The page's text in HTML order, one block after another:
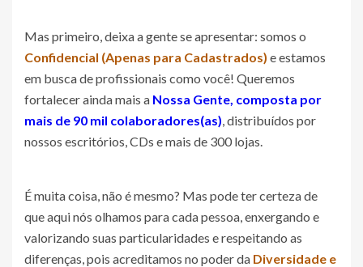
Mas primeiro, deixa a gente se apresentar: somos o
Confidencial (Apenas para Cadastrados) e estamos
em busca de profissionais como você! Queremos
fortalecer ainda mais a Nossa Gente, composta por
mais de 90 mil colaboradores(as), distribuídos por
nossos escritórios, CDs e mais de 300 lojas.
É muita coisa, não é mesmo? Mas pode ter certeza de
que aqui nós olhamos para cada pessoa, enxergando e
valorizando suas particularidades e respeitando as
diferenças, pois acreditamos no poder da Diversidade e